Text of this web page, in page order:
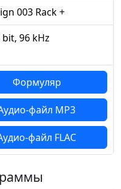
003 Rack +
bit, 96 kHz
Формуляр
файл MP3
файл FLAC